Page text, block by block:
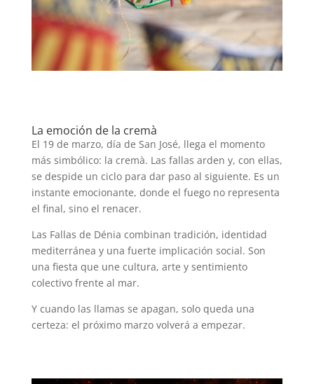
La emoción de la cremà
El 19 de marzo, día de San José, llega el momento
más simbólico: la cremà. Las fallas arden y, con ellas,
se despide un ciclo para dar paso al siguiente. Es un
instante emocionante, donde el fuego no representa
el final, sino el renacer.
Las Fallas de Dénia combinan tradición, identidad
mediterránea y una fuerte implicación social. Son
una fiesta que une cultura, arte y sentimiento
colectivo frente al mar.
Y cuando las llamas se apagan, solo queda una
certeza: el próximo marzo volverá a empezar.